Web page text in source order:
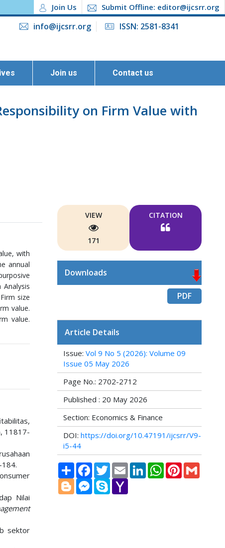
Join Us Submit Offline: editor@ijcsrr.org
info@ijcsrr.org ISSN: 2581-8341
Join us Contact us
on Firm Value with
with
annual
size
value.
value.
11817-
Nilai
sektor
VIEW
171
CITATION
Downloads
PDF
Article Details
Issue: Vol 9 No 5 (2026): Volume 09
Issue 05 May 2026
Page No.: 2702-2712
Published : 20 May 2026
Section: Economics & Finance
DOI: https://doi.org/10.47191/ijcsrr/V9-
i5-44
Share FacebookTwitter Email LinkedInWhatsAppPinterest
BloggerMessenger
Skype